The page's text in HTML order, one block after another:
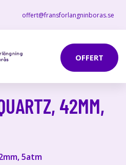
offert@fransforlangninboras.se
OFFERT
42MM,
5atm